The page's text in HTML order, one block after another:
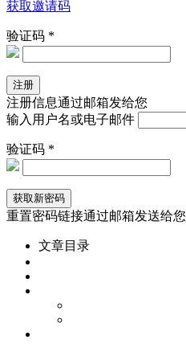
获取邀请码
验证码 *
注册信息通过邮箱发给您
输入用户名或电子邮件
验证码 *
重置密码链接通过邮箱发送给您
文章目录